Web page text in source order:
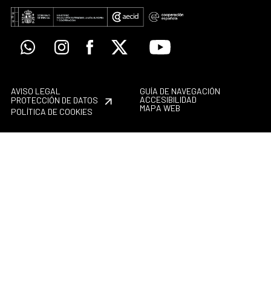
WhatsappInstagramFacebook
X Youtube
AVISO LEGAL
PROTECCIÓN DE DATOS
POLÍTICA DE COOKIES
GUÍA DE NAVEGACIÓN
ACCESIBILIDAD
MAPA WEB